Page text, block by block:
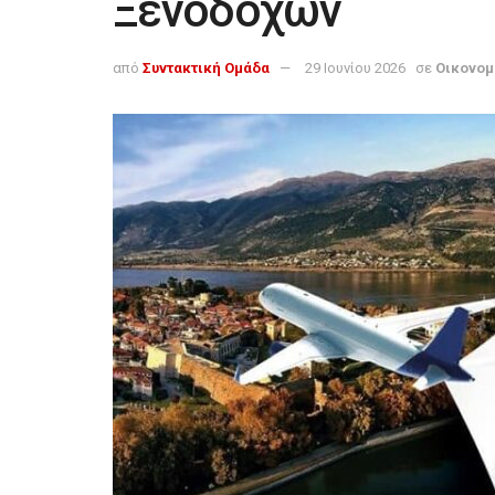
από Συντακτική Ομάδα 29 Ιουνίου 2026 σε